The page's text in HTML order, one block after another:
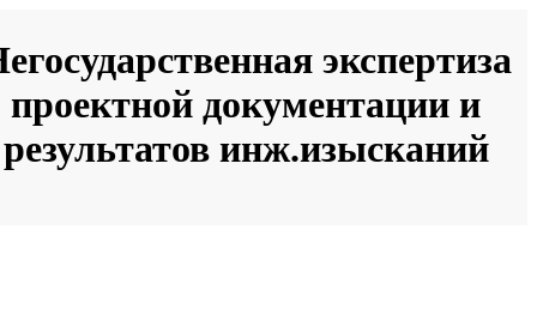
экспертиза
проектной документации и
результатов инж.изысканий